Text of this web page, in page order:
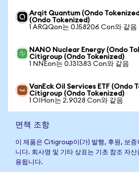
Arqit Quantum (Ondo
(Ondo Tokenized)
1 ARQQon는 0.158206 Con와 같음
NANO Nuclear Energy (Ondo
Citigroup (Ondo Tokenized)
1 NNEon는 0.131383 Con와 같음
VanEck Oil Services ETF (Ondo
Citigroup (Ondo Tokenized)
1 OIHon는 2.9028 Con와 같음
면책 조항
이 제품은 Citigroup이(가) 발행, 후원, 보증
니다. 회사명 및 기타 상표는 기초 참조 자
용됩니다.